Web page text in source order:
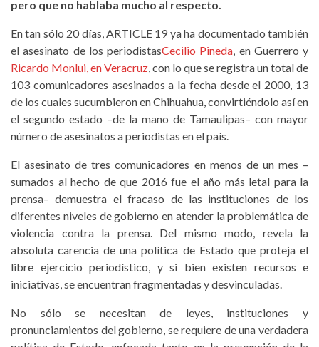
pero que no hablaba mucho al respecto.
En tan sólo 20 días, ARTICLE 19 ya ha documentado también
el asesinato de los periodistasCecilio Pineda, en Guerrero y
Ricardo Monlui, en Veracruz, con lo que se registra un total de
103 comunicadores asesinados a la fecha desde el 2000, 13
de los cuales sucumbieron en Chihuahua, convirtiéndolo así en
el segundo estado –de la mano de Tamaulipas– con mayor
número de asesinatos a periodistas en el país.
El asesinato de tres comunicadores en menos de un mes –
sumados al hecho de que 2016 fue el año más letal para la
prensa– demuestra el fracaso de las instituciones de los
diferentes niveles de gobierno en atender la problemática de
violencia contra la prensa. Del mismo modo, revela la
absoluta carencia de una política de Estado que proteja el
libre ejercicio periodístico, y si bien existen recursos e
iniciativas, se encuentran fragmentadas y desvinculadas.
No sólo se necesitan de leyes, instituciones y
pronunciamientos del gobierno, se requiere de una verdadera